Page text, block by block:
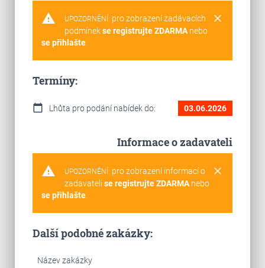
warning clear
UPOZORNĚNÍ: pro zobrazení zadávacích
podmínekse registrujte ZDARMAnebo
se přihlašte.
Termíny:
calendar_today Lhůta pro podání nabídek do: 03.06.2026
Informace o zadavateli
warning clear
UPOZORNĚNÍ: pro zobrazení informací o
zadavateli se registrujte ZDARMAnebo
se přihlašte.
Další podobné zakázky:
Název zakázky